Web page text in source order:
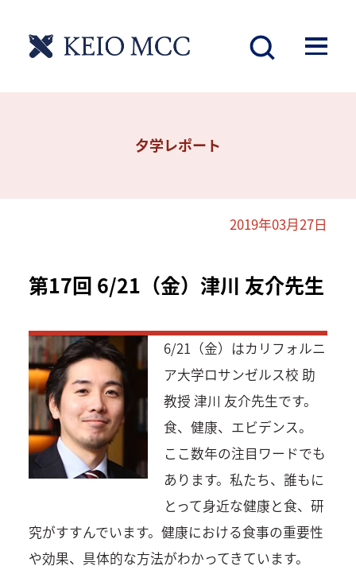
夕学レポート
2019年03月27日
第17回 6/21（金）津川 友介先生
6/21（金）はカリフォルニ
ア大学ロサンゼルス校 助
教授 津川 友介先生です。
食、健康、エビデンス。
ここ数年の注目ワードでも
あります。私たち、誰もに
とって身近な健康と食、研
究がすすんでいます。健康における食事の重要性
や効果、具体的な方法がわかってきています。